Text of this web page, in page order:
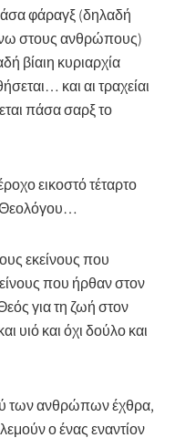
φάραγξ (δηλαδή
στους ανθρώπους)
βίαιη κυριαρχία
και αι τραχείαι
πάσα σαρξ το
εικοστό τέταρτο
Θεολόγου…
εκείνους που
που ήρθαν στον
για τη ζωή στον
υιό και όχι δούλο και
των ανθρώπων έχθρα,
ο ένας εναντίον